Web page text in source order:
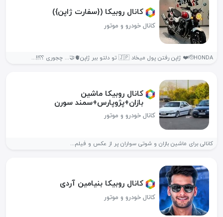
کانال روبیکا ({سفارت ژاپن})
کانال خودرو و موتور
🫡HONDA❤️ ژاپن رفتن پول میخاد 🇯🇵 تو دلتو ببر ژاپن🫀🤝... چجوری ؟؟!!...
کانال روبیکا ماشین
بازان+پژوپارس+سمند سورن
کانال خودرو و موتور
کانالی برای ماشین بازان و شوتی سواران پر از عکس و فیلم...
کانال روبیکا بنیامین آردی
کانال خودرو و موتور